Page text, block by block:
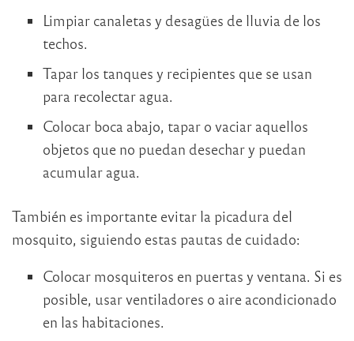
Limpiar canaletas y desagües de lluvia de los
techos.
Tapar los tanques y recipientes que se usan
para recolectar agua.
Colocar boca abajo, tapar o vaciar aquellos
objetos que no puedan desechar y puedan
acumular agua.
También es importante evitar la picadura del
mosquito, siguiendo estas pautas de cuidado:
Colocar mosquiteros en puertas y ventana. Si es
posible, usar ventiladores o aire acondicionado
en las habitaciones.